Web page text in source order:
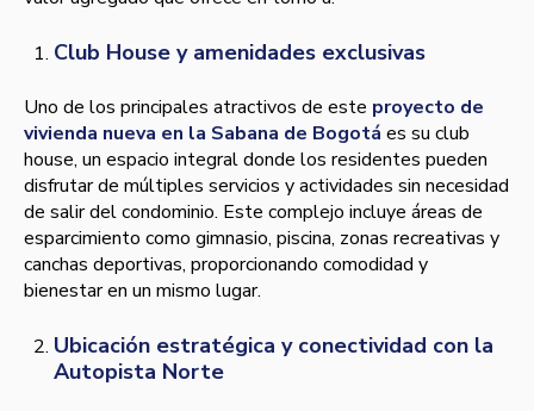
Club House y amenidades exclusivas
Uno de los principales atractivos de este proyecto de
vivienda nueva en la Sabana de Bogotá es su club
house, un espacio integral donde los residentes pueden
disfrutar de múltiples servicios y actividades sin necesidad
de salir del condominio. Este complejo incluye áreas de
esparcimiento como gimnasio, piscina, zonas recreativas y
canchas deportivas, proporcionando comodidad y
bienestar en un mismo lugar.
Ubicación estratégica y conectividad con la
Autopista Norte